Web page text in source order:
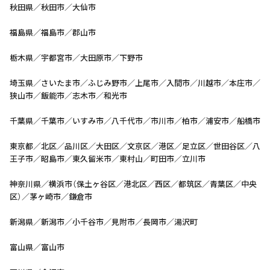
秋田県／秋田市／大仙市
福島県／福島市／郡山市
栃木県／宇都宮市／大田原市／下野市
埼玉県／さいたま市／ふじみ野市／上尾市／入間市／川越市／本庄市／
狭山市／飯能市／志木市／和光市
千葉県／千葉市／いすみ市／八千代市／市川市／柏市／浦安市／船橋市
東京都／北区／品川区／大田区／文京区／港区／足立区／世田谷区／八
王子市／昭島市／東久留米市／東村山／町田市／立川市
神奈川県／横浜市（保土ヶ谷区／港北区／西区／都筑区／青葉区／中央
区）／茅ヶ崎市／鎌倉市
新潟県／新潟市／小千谷市／見附市／長岡市／湯沢町
富山県／富山市